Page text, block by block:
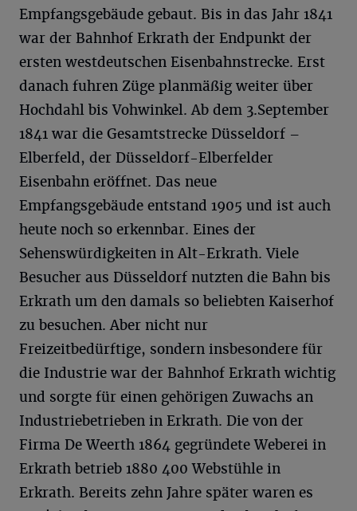
Empfangsgebäude gebaut. Bis in das Jahr 1841
war der Bahnhof Erkrath der Endpunkt der
ersten westdeutschen Eisenbahnstrecke. Erst
danach fuhren Züge planmäßig weiter über
Hochdahl bis Vohwinkel. Ab dem 3.September
1841 war die Gesamtstrecke Düsseldorf –
Elberfeld, der Düsseldorf-Elberfelder
Eisenbahn eröffnet. Das neue
Empfangsgebäude entstand 1905 und ist auch
heute noch so erkennbar. Eines der
Sehenswürdigkeiten in Alt-Erkrath. Viele
Besucher aus Düsseldorf nutzten die Bahn bis
Erkrath um den damals so beliebten Kaiserhof
zu besuchen. Aber nicht nur
Freizeitbedürftige, sondern insbesondere für
die Industrie war der Bahnhof Erkrath wichtig
und sorgte für einen gehörigen Zuwachs an
Industriebetrieben in Erkrath. Die von der
Firma De Weerth 1864 gegründete Weberei in
Erkrath betrieb 1880 400 Webstühle in
Erkrath. Bereits zehn Jahre später waren es